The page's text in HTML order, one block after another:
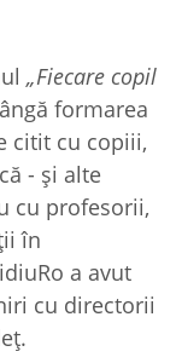
„Fiecare copil
formarea
citit cu copiii,
- și alte
cu profesorii,
în
a avut
cu directorii